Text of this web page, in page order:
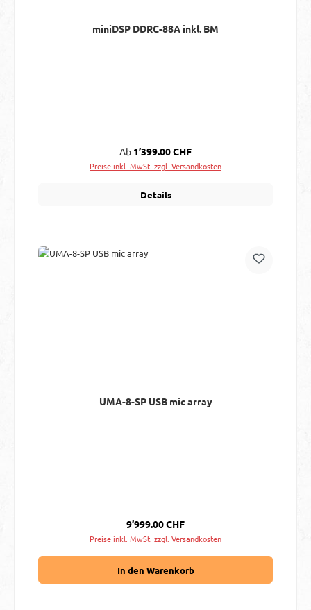
miniDSP DDRC-88A inkl. BM
Regulärer Preis:
Ab 1’399.00 CHF
Preise inkl. MwSt. zzgl. Versandkosten
Details
UMA-8-SP USB mic array
Regulärer Preis:
9’999.00 CHF
Preise inkl. MwSt. zzgl. Versandkosten
In den Warenkorb